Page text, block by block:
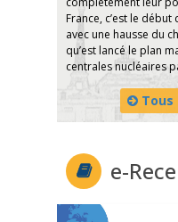
France, c’est le
avec une hausse du
qu’est lancé le plan
centrales nucléaires
e-